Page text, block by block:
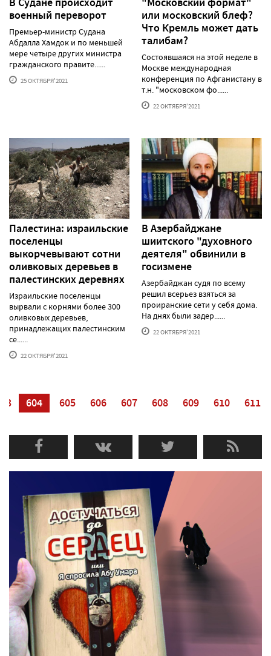
военный переворот
Премьер-министр Судана
Абдалла Хамдок и по меньшей
мере четыре других министра
гражданского правите......
25 ОКТЯБРЯ'2021
или московский блеф?
Что Кремль может дать
талибам?
Состоявшаяся на этой неделе в
Москве международная
конференция по Афганистану в
т.н. "московском фо......
22 ОКТЯБРЯ'2021
Палестина: израильские
поселенцы
выкорчевывают сотни
оливковых деревьев в
палестинских деревнях
Израильские поселенцы
вырвали с корнями более 300
оливковых деревьев,
принадлежащих палестинским
се......
22 ОКТЯБРЯ'2021
В Азербайджане
шиитского "духовного
деятеля" обвинили в
госизмене
Азербайджан судя по всему
решил всерьез взяться за
проиранские сети у себя дома.
На днях были задер......
22 ОКТЯБРЯ'2021
604 605 606 607 608 609 610 611